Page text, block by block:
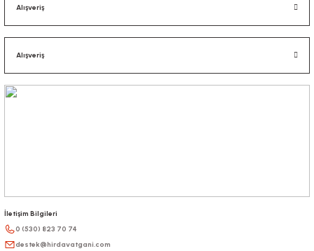
Alışveriş
Alışveriş
İletişim Bilgileri
0 (530) 823 70 74
destek@hirdavatgani.com